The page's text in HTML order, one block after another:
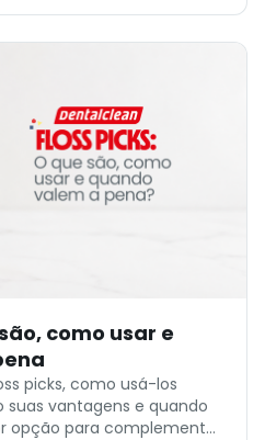
como usar e
picks, como usá-los
vantagens e quando
opção para complementar